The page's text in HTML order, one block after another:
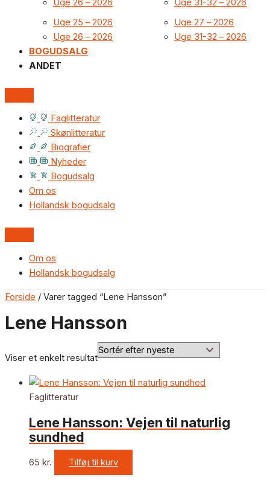
Uge 26 – 2026
Uge 31-32 – 2026
Uge 25 – 2026
Uge 26 – 2026
Uge 27 – 2026
Uge 31-32 – 2026
BOGUDSALG
ANDET
Faglitteratur
Skønlitteratur
Biografier
Nyheder
Bogudsalg
Om os
Hollandsk bogudsalg
Om os
Hollandsk bogudsalg
Forside / Varer tagged “Lene Hansson”
Lene Hansson
Viser et enkelt resultat
Faglitteratur
Lene Hansson: Vejen til naturlig
sundhed
65 kr. Tilføj til kurv